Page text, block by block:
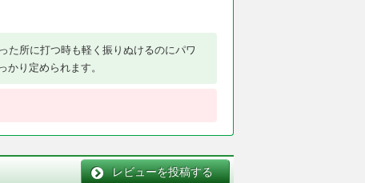
た所に打つ時も軽く振りぬけるのにパワ
り定められます。
レビューを投稿する